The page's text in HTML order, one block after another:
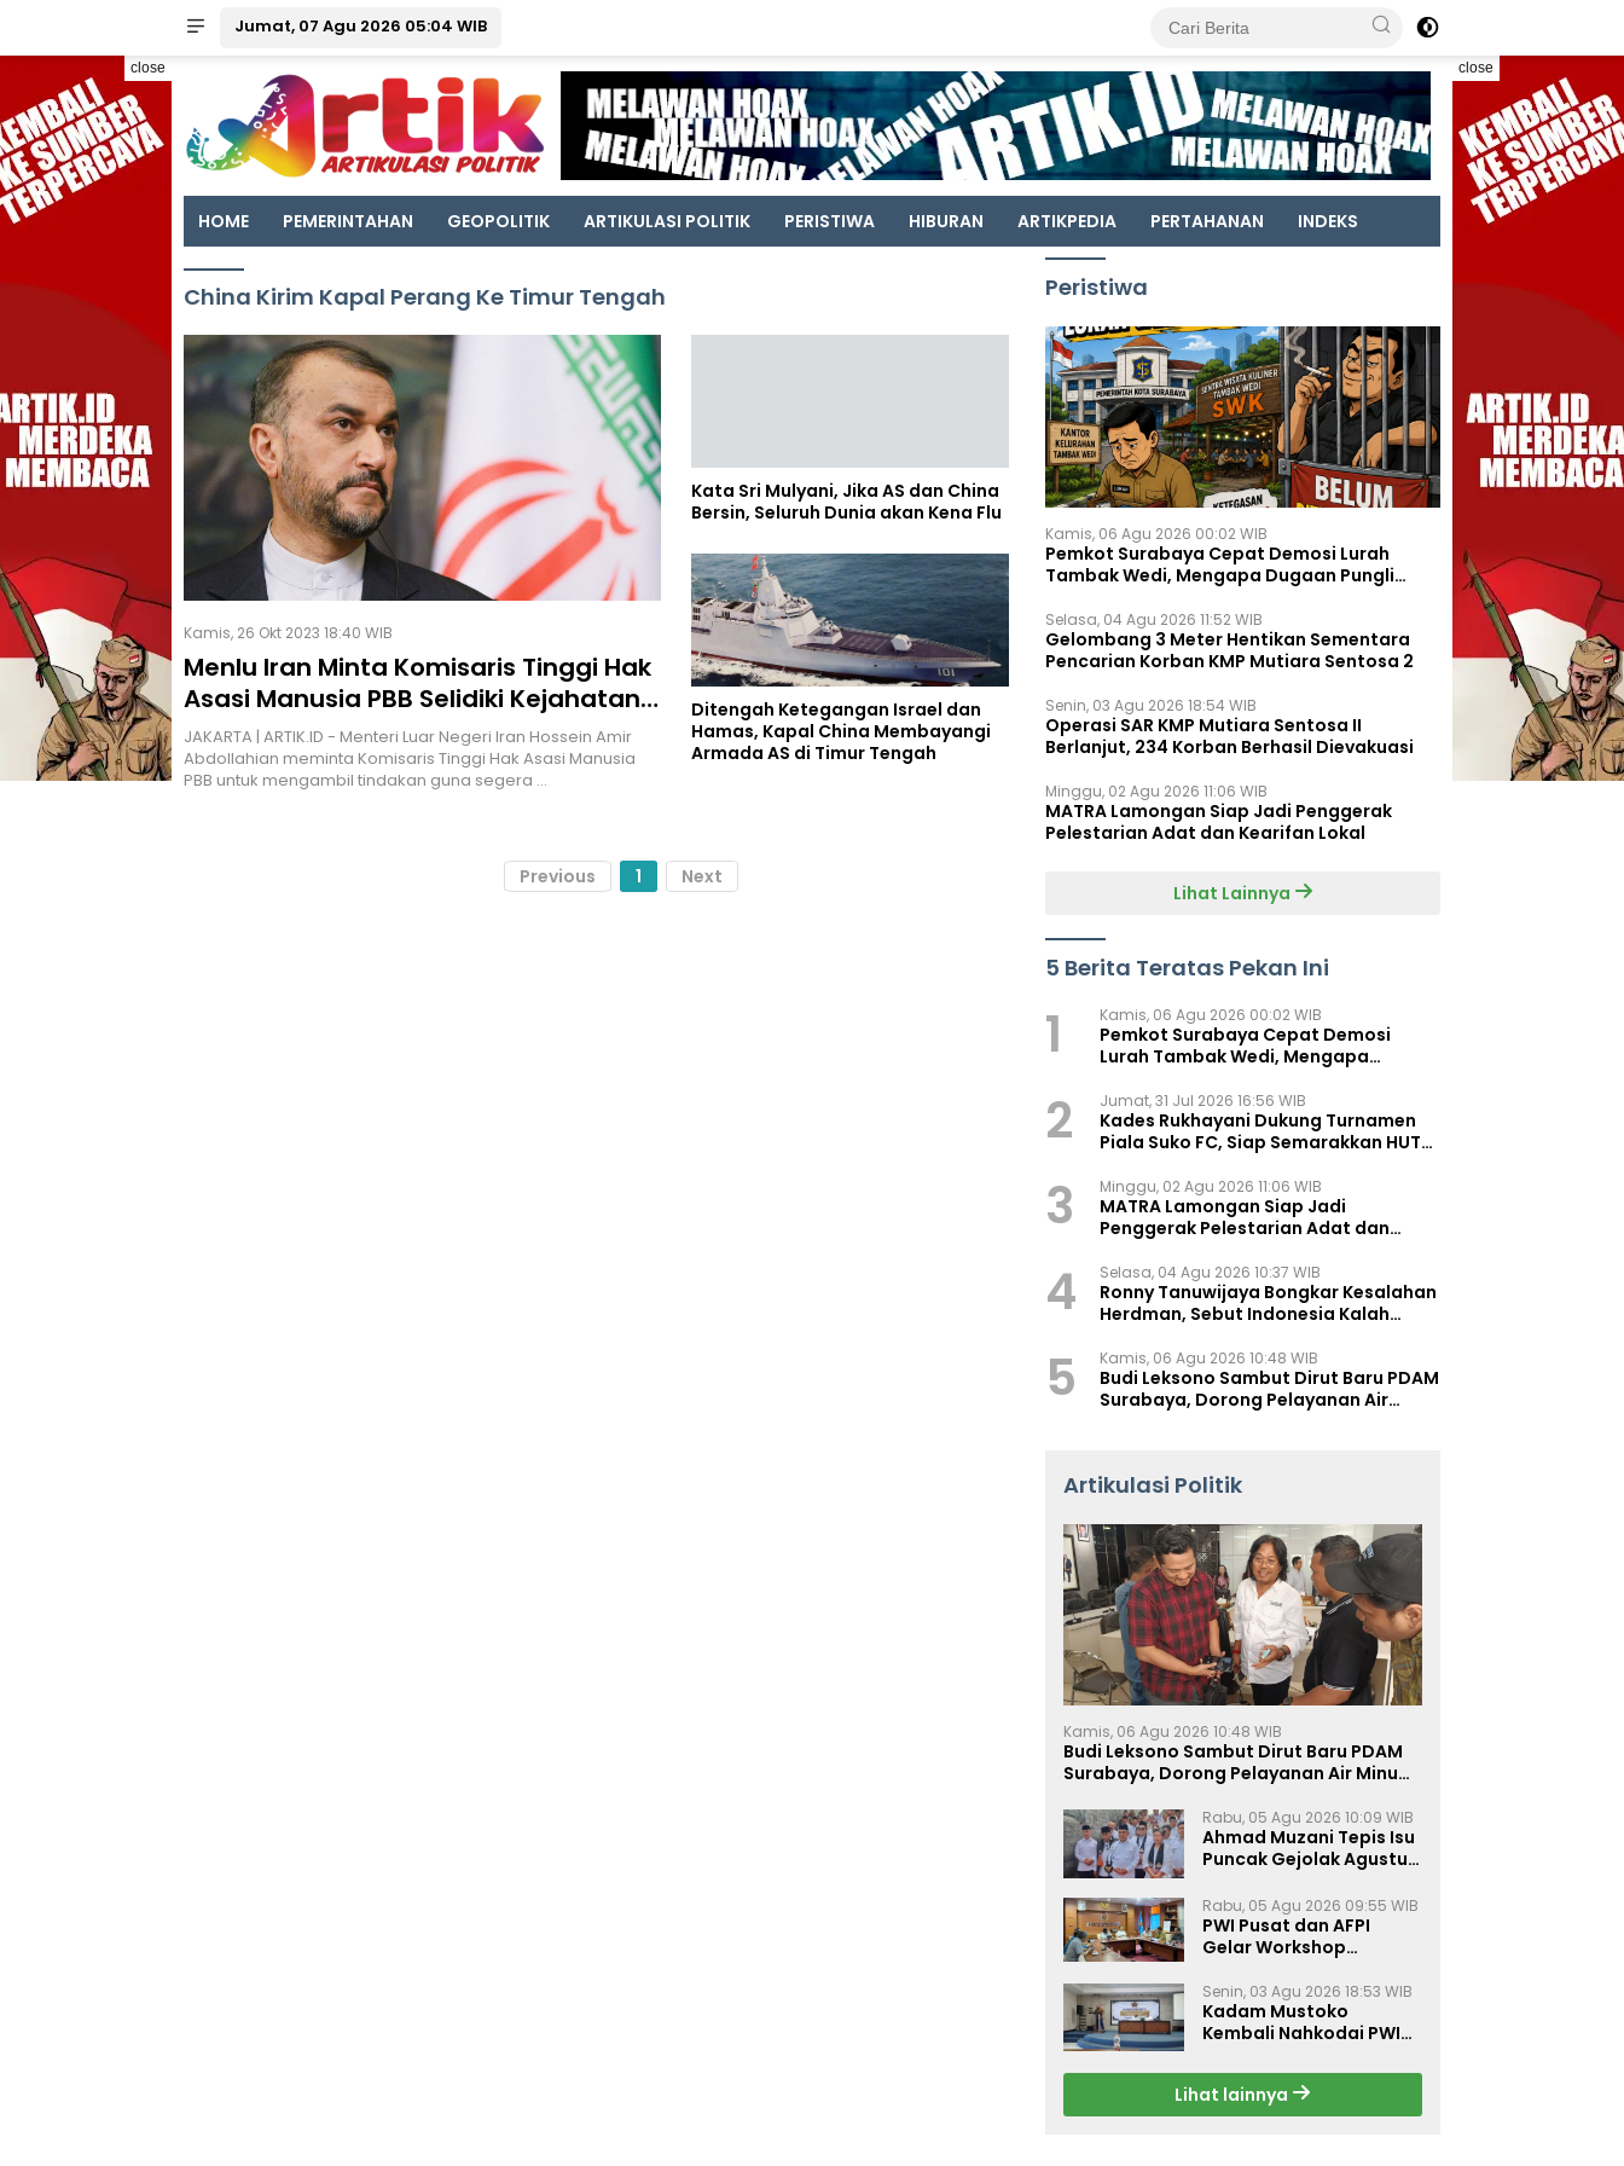
Jumat, 07 Agu 2026 05:04 WIB
close close
HOME PEMERINTAHAN GEOPOLITIK ARTIKULASI POLITIK PERISTIWA HIBURAN ARTIKPEDIA PERTAHANAN INDEKS
China Kirim Kapal Perang Ke Timur Tengah
Kamis, 26 Okt 2023 18:40 WIB
Menlu Iran Minta Komisaris Tinggi Hak
Asasi Manusia PBB Selidiki Kejahatan
Israel
JAKARTA | ARTIK.ID - Menteri Luar Negeri Iran Hossein Amir
Abdollahian meminta Komisaris Tinggi Hak Asasi Manusia
PBB untuk mengambil tindakan guna segera …
Kata Sri Mulyani, Jika AS dan China
Bersin, Seluruh Dunia akan Kena Flu
Ditengah Ketegangan Israel dan
Hamas, Kapal China Membayangi
Armada AS di Timur Tengah
Previous 1 Next
Peristiwa
Kamis, 06 Agu 2026 00:02 WIB
Pemkot Surabaya Cepat Demosi Lurah
Tambak Wedi, Mengapa Dugaan Pungli
Selasa, 04 Agu 2026 11:52 WIB
Gelombang 3 Meter Hentikan Sementara
Pencarian Korban KMP Mutiara Sentosa 2
Senin, 03 Agu 2026 18:54 WIB
Operasi SAR KMP Mutiara Sentosa II
Berlanjut, 234 Korban Berhasil Dievakuasi
Minggu, 02 Agu 2026 11:06 WIB
MATRA Lamongan Siap Jadi Penggerak
Pelestarian Adat dan Kearifan Lokal
Lihat Lainnya
5 Berita Teratas Pekan Ini
1 Kamis, 06 Agu 2026 00:02 WIB
Pemkot Surabaya Cepat Demosi
Lurah Tambak Wedi, Mengapa
2 Jumat, 31 Jul 2026 16:56 WIB
Kades Rukhayani Dukung Turnamen
Piala Suko FC, Siap Semarakkan HUT
3 Minggu, 02 Agu 2026 11:06 WIB
MATRA Lamongan Siap Jadi
Penggerak Pelestarian Adat dan
4 Selasa, 04 Agu 2026 10:37 WIB
Ronny Tanuwijaya Bongkar Kesalahan
Herdman, Sebut Indonesia Kalah
5 Kamis, 06 Agu 2026 10:48 WIB
Budi Leksono Sambut Dirut Baru PDAM
Surabaya, Dorong Pelayanan Air
Artikulasi Politik
Kamis, 06 Agu 2026 10:48 WIB
Budi Leksono Sambut Dirut Baru PDAM
Surabaya, Dorong Pelayanan Air Minum
Rabu, 05 Agu 2026 10:09 WIB
Ahmad Muzani Tepis Isu
Puncak Gejolak Agustus
Perkuat Persatuan
Rabu, 05 Agu 2026 09:55 WIB
PWI Pusat dan AFPI
Gelar Workshop
Inklusi Keuangan, dan
Perlindungan Publik
Senin, 03 Agu 2026 18:53 WIB
Kadam Mustoko
Kembali Nahkodai PWI
Harap Sinergi Antar
Daerah Kian Kuat
Lihat lainnya